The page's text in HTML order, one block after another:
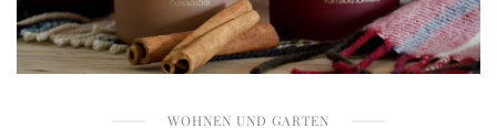
WOHNEN UND GARTEN